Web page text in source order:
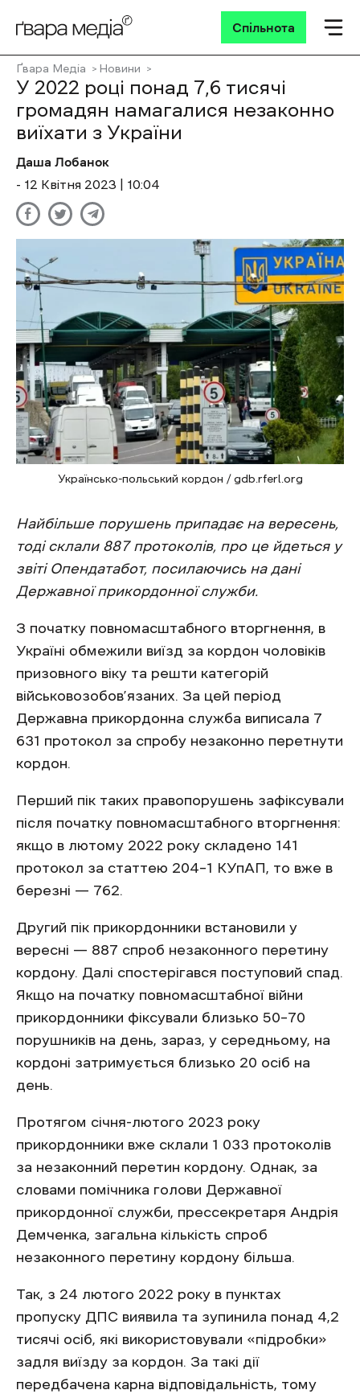
Спільнота
Ґвара Медіа Новини
У 2022 році понад 7,6 тисячі
громадян намагалися незаконно
виїхати з України
Даша Лобанок
- 12 Квітня 2023 | 10:04
Українсько-польський кордон / gdb.rferl.org
Найбільше порушень припадає на вересень,
тоді склали 887 протоколів, про це йдеться у
звіті Опендатабот, посилаючись на дані
Державної прикордонної служби.
З початку повномасштабного вторгнення, в
Україні обмежили виїзд за кордон чоловіків
призовного віку та решти категорій
військовозобов’язаних. За цей період
Державна прикордонна служба виписала 7
631 протокол за спробу незаконно перетнути
кордон.
Перший пік таких правопорушень зафіксували
після початку повномасштабного вторгнення:
якщо в лютому 2022 року складено 141
протокол за статтею 204–1 КУпАП, то вже в
березні — 762.
Другий пік прикордонники встановили у
вересні — 887 спроб незаконного перетину
кордону. Далі спостерігався поступовий спад.
Якщо на початку повномасштабної війни
прикордонники фіксували близько 50–70
порушників на день, зараз, у середньому, на
кордоні затримується близько 20 осіб на
день.
Протягом січня-лютого 2023 року
прикордонники вже склали 1 033 протоколів
за незаконний перетин кордону. Однак, за
словами помічника голови Державної
прикордонної служби, прессекретаря Андрія
Демченка, загальна кількість спроб
незаконного перетину кордону більша.
Так, з 24 лютого 2022 року в пунктах
пропуску ДПС виявила та зупинила понад 4,2
тисячі осіб, які використовували «підробки»
задля виїзду за кордон. За такі дії
передбачена карна відповідальність, тому